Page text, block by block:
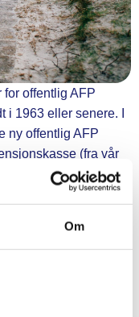
Om
offentlig AFP
i 1963 eller senere. I
ny offentlig AFP
(fra vår
Pensjon fra